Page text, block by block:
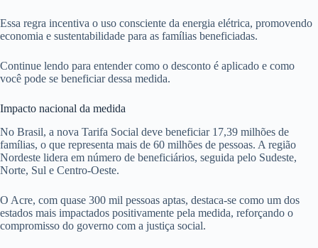
Essa regra incentiva o uso consciente da energia elétrica, promovendo
economia e sustentabilidade para as famílias beneficiadas.
Continue lendo para entender como o desconto é aplicado e como
você pode se beneficiar dessa medida.
Impacto nacional da medida
No Brasil, a nova Tarifa Social deve beneficiar 17,39 milhões de
famílias, o que representa mais de 60 milhões de pessoas. A região
Nordeste lidera em número de beneficiários, seguida pelo Sudeste,
Norte, Sul e Centro-Oeste.
O Acre, com quase 300 mil pessoas aptas, destaca-se como um dos
estados mais impactados positivamente pela medida, reforçando o
compromisso do governo com a justiça social.